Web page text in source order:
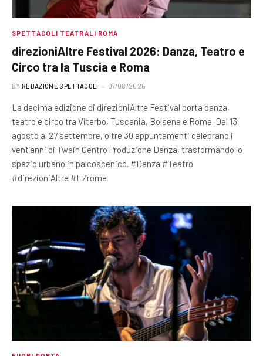
SPETTACOLI TEATRALI ROMA
direzioniAltre Festival 2026: Danza, Teatro e
Circo tra la Tuscia e Roma
BY REDAZIONE SPETTACOLI 07/08/2026
La decima edizione di direzioniAltre Festival porta danza,
teatro e circo tra Viterbo, Tuscania, Bolsena e Roma. Dal 13
agosto al 27 settembre, oltre 30 appuntamenti celebrano i
vent’anni di Twain Centro Produzione Danza, trasformando lo
spazio urbano in palcoscenico. #Danza #Teatro
#direzioniAltre #EZrome